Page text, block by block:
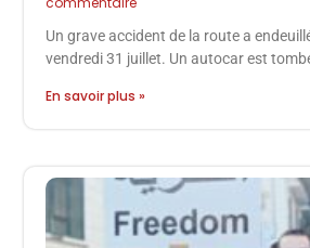
Un grave accident de la route a
vendredi 31 juillet. Un autocar est
En savoir plus »